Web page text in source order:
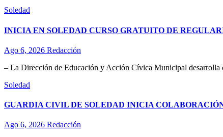
Soledad
INICIA EN SOLEDAD CURSO GRATUITO DE
Ago 6, 2026 Redacción
– La Dirección de Educación y Acción Cívica Municipal desarrolla
Soledad
GUARDIA CIVIL DE SOLEDAD INICIA
Ago 6, 2026 Redacción